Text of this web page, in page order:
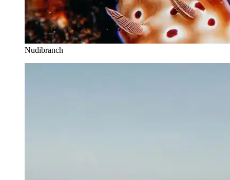
Nudibranch